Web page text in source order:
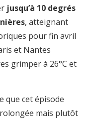
jusqu’à 10 degrés
, atteignant
pour fin avril
et Nantes
grimper à 26°C et
que cet épisode
mais plutôt